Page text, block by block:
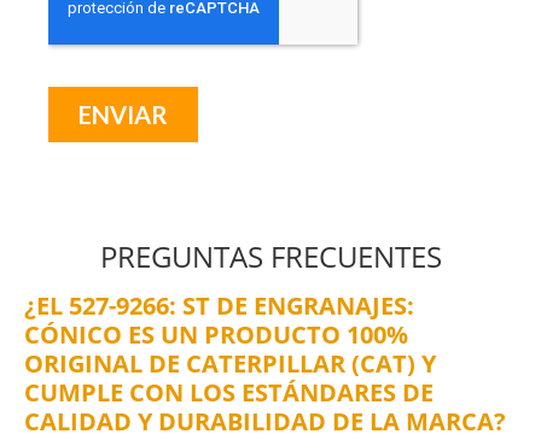
PREGUNTAS FRECUENTES
¿EL 527-9266: ST DE ENGRANAJES:
CÓNICO ES UN PRODUCTO 100%
ORIGINAL DE CATERPILLAR (CAT) Y
CUMPLE CON LOS ESTÁNDARES DE
CALIDAD Y DURABILIDAD DE LA MARCA?